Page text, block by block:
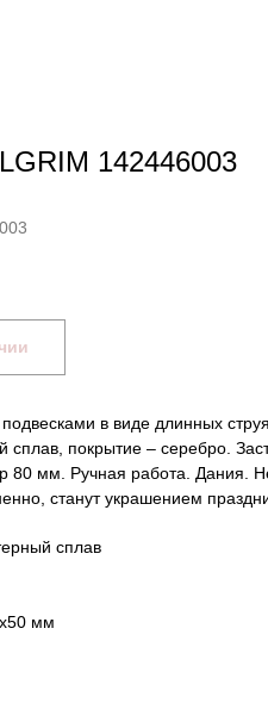
142446003
в виде длинных
сплав, покрытие – серебро.
80 мм. Ручная работа. Дания.
станут украшением
сплав
мм